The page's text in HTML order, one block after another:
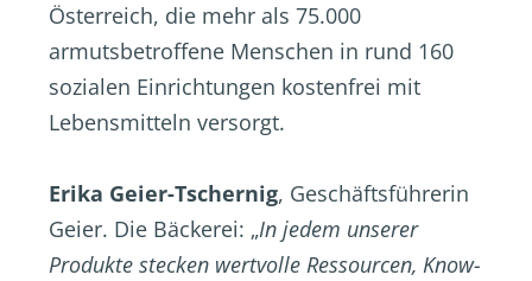
Österreich, die mehr als 75.000
armutsbetroffene Menschen in rund 160
sozialen Einrichtungen kostenfrei mit
Lebensmitteln versorgt.
Erika Geier-Tschernig, Geschäftsführerin
Geier. Die Bäckerei: „In jedem unserer
Produkte stecken wertvolle Ressourcen, Know-